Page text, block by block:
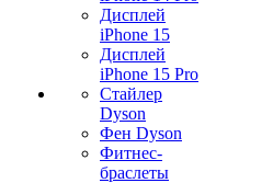
Дисплей
iPhone 15
Дисплей
iPhone 15 Pro
Стайлер
Dyson
Фен Dyson
Фитнес-
браслеты